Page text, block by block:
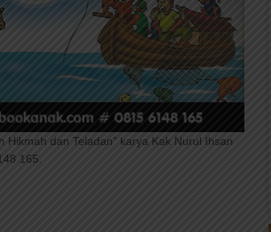
Hikmah dan Teladan” karya Kak Nurul Ihsan
165.